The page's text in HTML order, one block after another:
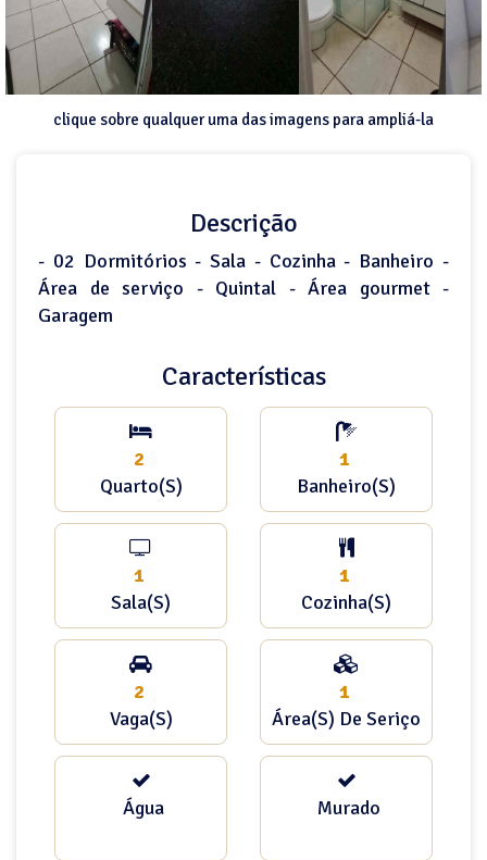
clique sobre qualquer uma das imagens para ampliá-la
Descrição
- 02 Dormitórios - Sala - Cozinha - Banheiro -
Área de serviço - Quintal - Área gourmet -
Garagem
Características
2
Quarto(s)
1
Banheiro(s)
1
Sala(s)
1
Cozinha(s)
2
Vaga(s)
1
Área(s) De Seriço
Água Murado